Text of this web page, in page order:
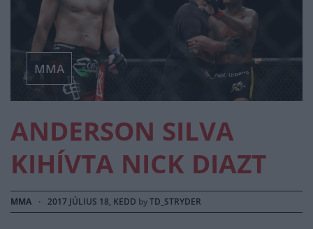
MMA
ANDERSON SILVA
KIHÍVTA NICK DIAZT
MMA · 2017 JÚLIUS 18, KEDD byTD_STRYDER